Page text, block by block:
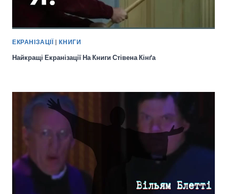
ЕКРАНІЗАЦІЇ |КНИГИ
Найкращі Екранізації На Книги Стівена Кінґа